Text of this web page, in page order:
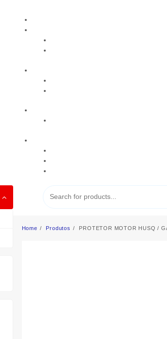
Home Produtos PROTETOR MOTOR HUSQ /